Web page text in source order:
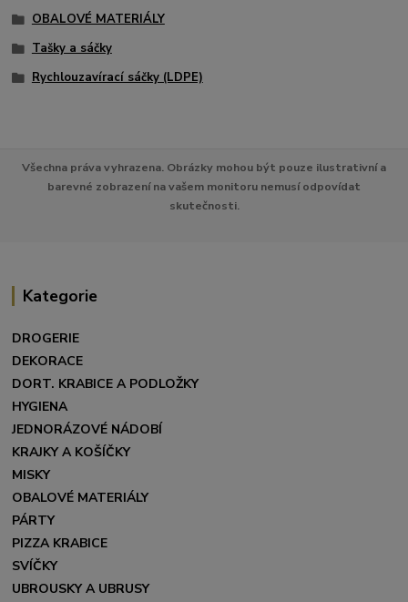
OBALOVÉ MATERIÁLY
Tašky a sáčky
Rychlouzavírací sáčky (LDPE)
Všechna práva vyhrazena. Obrázky mohou být pouze ilustrativní a
barevné zobrazení na vašem monitoru nemusí odpovídat
skutečnosti.
Kategorie
DROGERIE
DEKORACE
DORT. KRABICE A PODLOŽKY
HYGIENA
JEDNORÁZOVÉ NÁDOBÍ
KRAJKY A KOŠÍČKY
MISKY
OBALOVÉ MATERIÁLY
PÁRTY
PIZZA KRABICE
SVÍČKY
UBROUSKY A UBRUSY